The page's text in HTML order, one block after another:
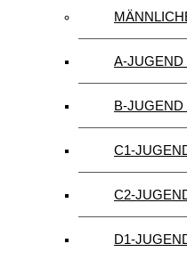
A-JUGEND
B-JUGEND
C1-
C2-
D1-